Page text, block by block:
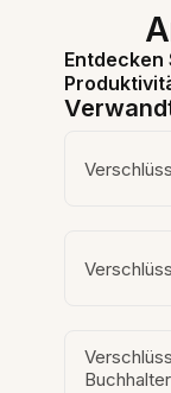
Entdecken
Buchhalter